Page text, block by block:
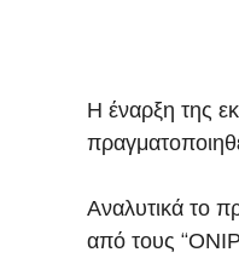
Η έναρξη της
Αναλυτικά το
από τους